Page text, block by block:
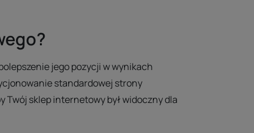
jego pozycji w wynikach
standardowej strony
sklep internetowy był widoczny dla